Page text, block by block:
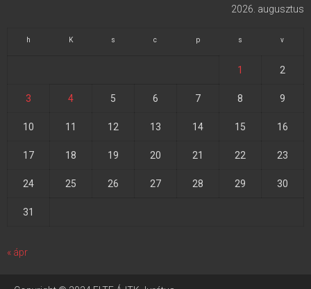
2026. augusztus
h K s c p s v
1 2
3 4 5 6 7 8 9
10 11 12 13 14 15 16
17 18 19 20 21 22 23
24 25 26 27 28 29 30
31
« ápr